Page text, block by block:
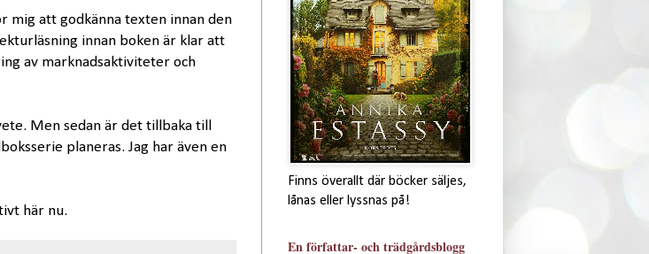
mig att godkänna texten innan den
innan boken är klar att
av marknadsaktiviteter och
Men sedan är det tillbaka till
planeras. Jag har även en
här nu.
Finns överallt där böcker säljes,
lånas eller lyssnas på!
En författar- och trädgårdsblogg